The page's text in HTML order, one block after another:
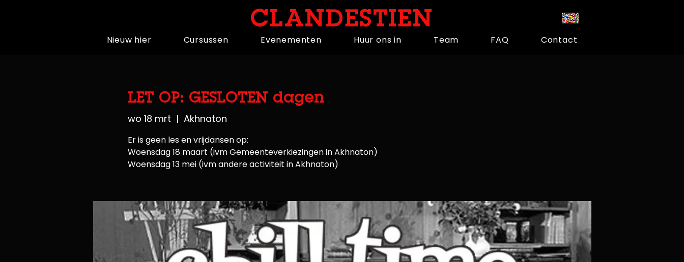
Nieuw hier Cursussen Evenementen Huur ons in Team FAQ Contact
CLANDESTIEN
LET OP: GESLOTEN dagen
wo 18 mrt
  |
Akhnaton
Er is geen les en vrijdansen op:
Woensdag 18 maart (ivm Gemeenteverkiezingen in Akhnaton)
Woensdag 13 mei (ivm andere activiteit in Akhnaton)